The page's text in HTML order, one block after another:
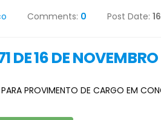
Comments: 0 Post Date:
DE 16 DE
PROVIMENTO DE CARGO EM